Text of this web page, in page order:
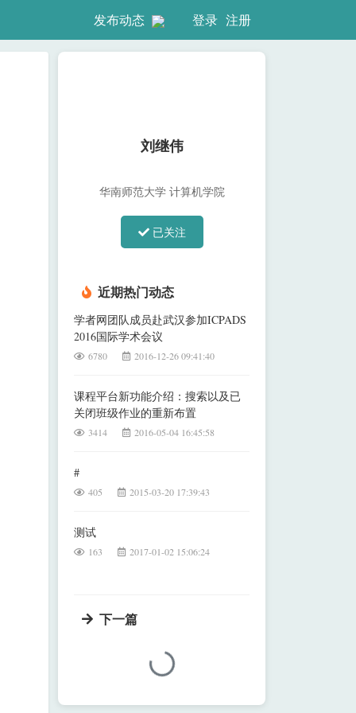
发布动态 登录 注册
刘继伟
华南师范大学 计算机学院
已关注
近期热门动态
学者网团队成员赴武汉参加ICPADS
2016国际学术会议
6780 2016-12-26 09:41:40
课程平台新功能介绍：搜索以及已
关闭班级作业的重新布置
3414 2016-05-04 16:45:58
#
405 2015-03-20 17:39:43
测试
163 2017-01-02 15:06:24
下一篇
加载中...